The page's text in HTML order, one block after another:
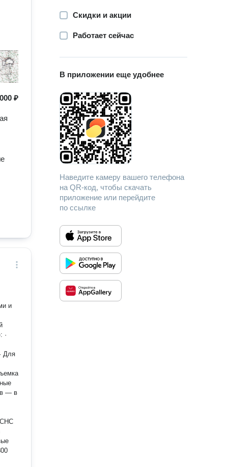
₽
и
Для
Скидки и акции
Работает сейчас
В приложении еще удобнее
Наведите камеру вашего телефона
на QR-код, чтобы скачать
приложение или перейдите
по ссылке